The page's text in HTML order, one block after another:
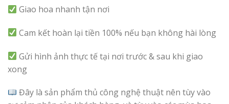
Giao hoa nhanh tận nơi
Cam kết hoàn lại tiền 100% nếu bạn không hài lòng
Gửi hình ảnh thực tế tại nơi trước & sau khi giao
xong
Đây là sản phẩm thủ công nghệ thuật nên tùy vào